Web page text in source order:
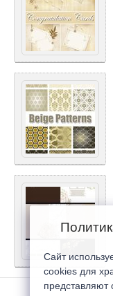
Сайт
cookies для
представляют